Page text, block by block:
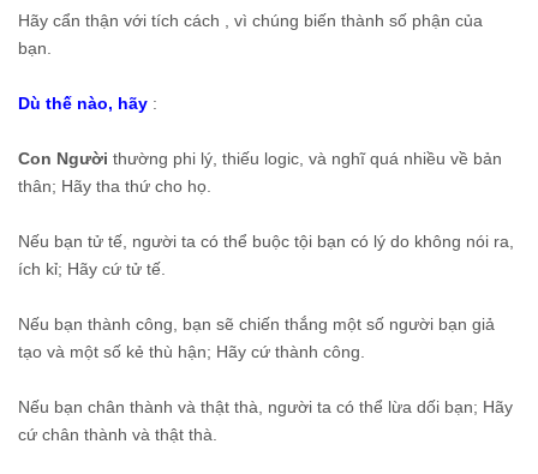
Hãy cẩn thận với tích cách , vì chúng biến thành số phận của
bạn.
Dù thế nào, hãy :
Con Người thường phi lý, thiếu logic, và nghĩ quá nhiều về bản
thân; Hãy tha thứ cho họ.
Nếu bạn tử tế, người ta có thể buộc tội bạn có lý do không nói ra,
ích kỉ; Hãy cứ tử tế.
Nếu bạn thành công, bạn sẽ chiến thắng một số người bạn giả
tạo và một số kẻ thù hận; Hãy cứ thành công.
Nếu bạn chân thành và thật thà, người ta có thể lừa dối bạn; Hãy
cứ chân thành và thật thà.